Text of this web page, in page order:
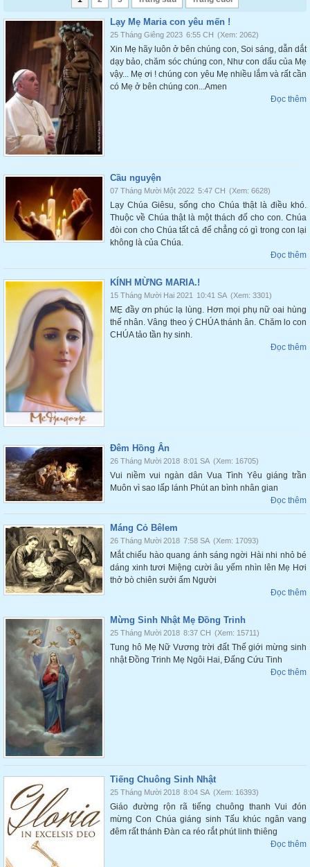
Lạy Mẹ Maria con yêu mến !
25 Tháng Giêng 2023 6:55 CH (Xem: 2062)
Xin Mẹ hãy luôn ở bên chúng con, Soi sáng, dẫn dắt
dạy bảo, chăm sóc chúng con, Như con dấu của Mẹ
vậy... Mẹ ơi ! chúng con yêu Mẹ nhiều lắm và rất cần
có Mẹ ở bên chúng con...Amen
Đọc thêm
Cầu nguyện
07 Tháng Mười Một 2022 5:47 CH (Xem: 6628)
Lạy Chúa Giêsu, sống cho Chúa thật là điều khó.
Thuộc về Chúa thật là một thách đố cho con. Chúa
đòi con cho Chúa tất cả để chẳng có gì trong con lại
không là của Chúa.
Đọc thêm
KÍNH MỪNG MARIA.!
15 Tháng Mười Hai 2021 10:41 SA (Xem: 3301)
MẸ đầy ơn phúc lạ lùng. Hơn mọi phụ nữ oai hùng
thế nhân. Vâng theo ý CHÚA thánh ân. Chăm lo con
CHÚA tảo tần hy sinh.
Đọc thêm
Đêm Hồng Ân
26 Tháng Mười 2018 8:01 SA (Xem: 16705)
Vui niềm vui ngàn dân Vua Tình Yêu giáng trần
Muôn vì sao lấp lánh Phút an bình nhân gian
Đọc thêm
Máng Cỏ Bêlem
26 Tháng Mười 2018 7:58 SA (Xem: 17093)
Mắt chiếu hào quang ánh sáng ngời Hài nhi nhỏ bé
dáng xinh tươi Miệng cười âu yếm nhìn lên Mẹ Hơi
thở bò chiên sưởi ấm Người
Đọc thêm
Mừng Sinh Nhật Mẹ Đồng Trinh
25 Tháng Mười 2018 8:37 CH (Xem: 15711)
Tung hô Mẹ Nữ Vương trời đất Thế giới mừng sinh
nhật Đồng Trinh Mẹ Ngôi Hai, Đấng Cứu Tinh
Đọc thêm
Tiếng Chuông Sinh Nhật
25 Tháng Mười 2018 8:04 SA (Xem: 16393)
Giáo đường rộn rã tiếng chuông thanh Vui đón
mừng Con Chúa giáng sinh Tấu khúc ngân vang
đêm rất thánh Đàn ca réo rắt phút linh thiêng
Đọc thêm